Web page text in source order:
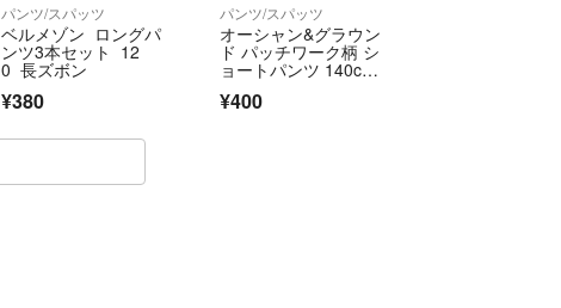
パンツ/スパッツ
ベルメゾン ロングパ
ンツ3本セット 12
0 長ズボン
¥380
パンツ/スパッツ
オーシャン&グラウン
ド パッチワーク柄 シ
ョートパンツ 140c
m 夏物 ハーフパンツ
🌈🐯✨
¥400